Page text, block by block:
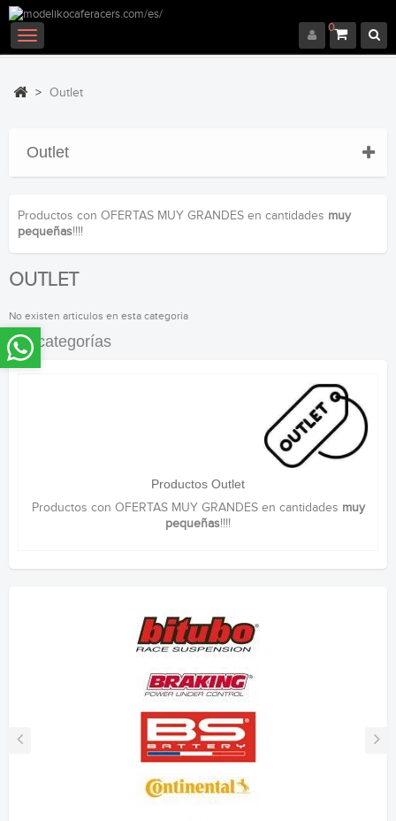
0
Navegación
Toggle
> Outlet
Outlet
Productos con OFERTAS MUY GRANDES en cantidades muy
pequeñas!!!!
OUTLET
No existen articulos en esta categoria
Subcategorías
Productos Outlet
Productos con OFERTAS MUY GRANDES en cantidades muy
pequeñas!!!!